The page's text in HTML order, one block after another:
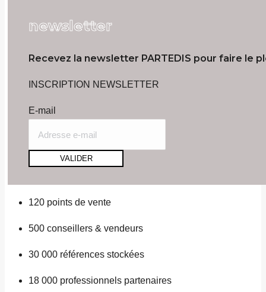
newsletter
Recevez la newsletter PARTEDIS pour faire le
INSCRIPTION NEWSLETTER
E-mail
VALIDER
120 points de vente
500 conseillers & vendeurs
30 000 références stockées
18 000 professionnels partenaires